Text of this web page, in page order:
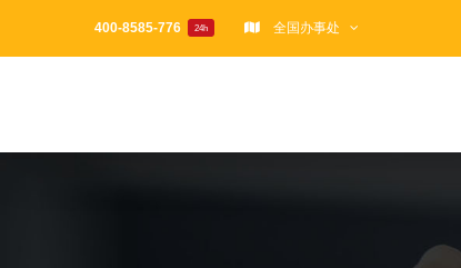
400-8585-776 24h 全国办事处